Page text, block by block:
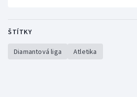
ŠTÍTKY
Diamantová liga Atletika